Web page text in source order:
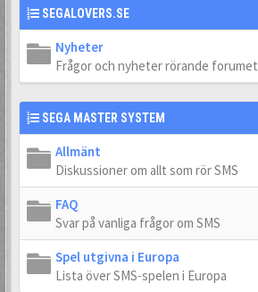
SEGALOVERS.SE
Nyheter
Frågor och nyheter rörande forumet
SEGA MASTER SYSTEM
Allmänt
Diskussioner om allt som rör SMS
FAQ
Svar på vanliga frågor om SMS
Spel utgivna i Europa
Lista över SMS-spelen i Europa